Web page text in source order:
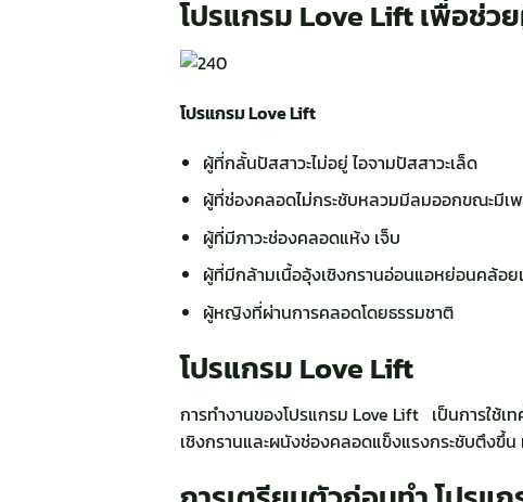
โปรแกรม Love Lift เพื่อช่
โปรแกรม Love Lift
ผู้ที่กลั้นปัสสาวะไม่อยู่ ไอจามปัสสาวะเล็ด
ผู้ที่ช่องคลอดไม่กระชับหลวมมีลมออกขณะมี
ผู้ที่มีภาวะช่องคลอดแห้ง เจ็บ
ผู้ที่มีกล้ามเนื้ออุ้งเชิงกรานอ่อนแอหย่อนคล้อ
ผู้หญิงที่ผ่านการคลอดโดยธรรมชาติ
โปรแกรม Love Lift
การทำงานของโปรแกรม Love Lift เป็นการใช้
เชิงกรานและผนังช่องคลอดแข็งแรงกระชับตึง